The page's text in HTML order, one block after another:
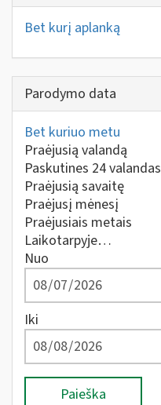
Bet kurį aplanką
Parodymo data
Bet kuriuo metu
Praėjusią valandą
Paskutines 24 valandas
Praėjusią savaitę
Praėjusį mėnesį
Praėjusiais metais
Laikotarpyje…
Nuo
Iki
Paieška